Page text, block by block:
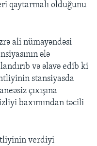
qaytarmalı olduğunu
ali nümayəndəsi
ələ
və əlavə edib ki
stansiyasda
çıxışına
baxımından təcili
verdiyi